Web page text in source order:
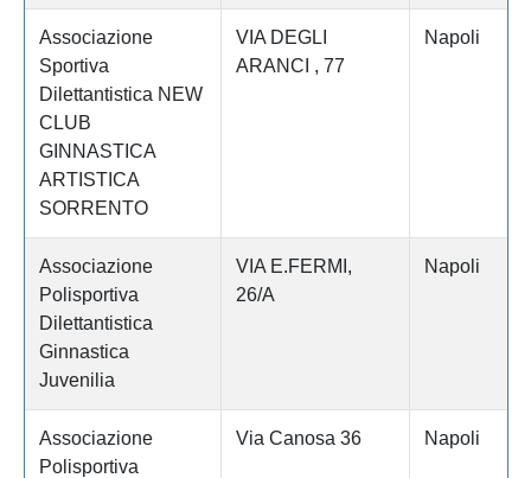
Associazione
Sportiva
Dilettantistica NEW
CLUB
GINNASTICA
ARTISTICA
SORRENTO
VIA DEGLI
ARANCI , 77
Napoli
Associazione
Polisportiva
Dilettantistica
Ginnastica
Juvenilia
VIA E.FERMI,
26/A
Napoli
Associazione
Polisportiva
Via Canosa 36 Napoli